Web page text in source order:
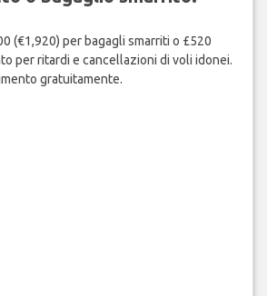
(€1,920) per bagagli smarriti o £520
per ritardi e cancellazioni di voli idonei.
gratuitamente.